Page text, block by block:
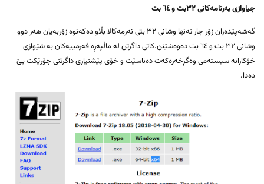
جیاوازی بەرنامەکانی ٣٢بت و ٦٤ بت
گەشەپێدەران زۆر جار تەنها وشانی ٣٢ بتی نەرمەکالا بڵاو دەکەنوە زۆربەیان هەر دوو
وشانی ٣٢ بت و ٦٤ بت دەوەشێنن.کاتی داگرتن لە ماڵپەڕە فەرمییەکان بە شێوازی
خۆکارانە سیستەمی وەگڕخەرەکەت دەناسێت و خۆی پێشنیاری داگرتنی جۆرێکت پێ
دەدا.